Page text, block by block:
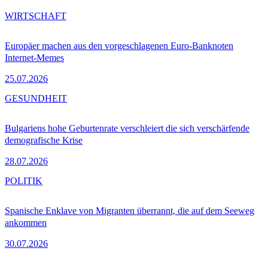
Europäer machen aus den vorgeschlagenen Euro-Banknoten
Internet-Memes
25.07.2026
WIRTSCHAFT
Bulgariens hohe Geburtenrate verschleiert die sich verschärfende
demografische Krise
28.07.2026
GESUNDHEIT
Spanische Enklave von Migranten überrannt, die auf dem Seeweg
ankommen
30.07.2026
POLITIK